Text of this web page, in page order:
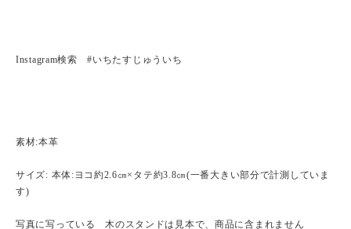
Instagram検索 #いちたすじゅういち
素材:本革
サイズ: 本体:ヨコ約2.6㎝×タテ約3.8㎝(一番大きい部分で計測していま
す)
写真に写っている 木のスタンドは見本で、商品に含まれません